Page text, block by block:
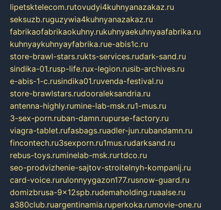
lipetsktelecom.rutovudyi4kuhnyanazakaz.ru
seksuzb.ruguzywia4kuhnyanazakaz.ru
fabrikaofabrikaokuhny.rukuhnyaekuhnyaafabrika.ru
kuhnyaykuhnyayfabrika.rue-abis1c.ru
store-brawl-stars.rukts-services.rudark-sand.ru
sindika-01.rusp-life.rux-legion.rusib-archives.ru
e-abis-1-c.rusindika01.ruvenda-festival.ru
store-brawlstars.rudooraleksandria.ru
antenna-highly.rumine-lab-msk.ru1-mus.ru
3-sex-porn.ruban-damn.rupurse-factory.ru
viagra-tablet.rufasbags.ruadler-jun.rubandamn.ru
fincontech.ru3sexporn.ru1mus.rudarksand.ru
rebus-toys.ruminelab-msk.rurtdco.ru
seo-prodvizhenie-sajtov-stroitelnyh-kompanij.ru
card-voice.rurulonnyygazon177.rusnow-guard.ru
domizbrusa-9x12spb.rudemaholding.ruaalse.ru
a380club.ruargentinamia.ruperkoka.rumovie-one.ru